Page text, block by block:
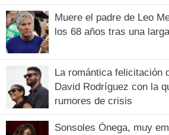
Muere el padre de Leo
los 68 años tras una
La romántica felicitación
David Rodríguez con la
rumores de crisis
Sonsoles Ónega, muy